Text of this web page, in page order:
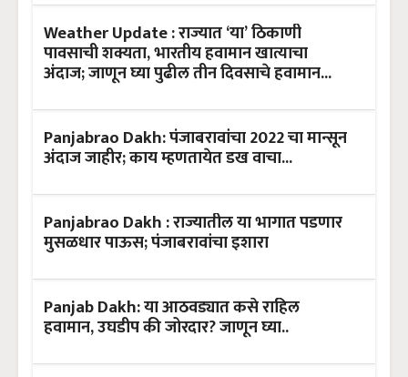
Weather Update : राज्यात ‘या’ ठिकाणी
पावसाची शक्यता, भारतीय हवामान खात्याचा
अंदाज; जाणून घ्या पुढील तीन दिवसाचे हवामान...
Panjabrao Dakh: पंजाबरावांचा 2022 चा मान्सून
अंदाज जाहीर; काय म्हणतायेत डख वाचा...
Panjabrao Dakh : राज्यातील या भागात पडणार
मुसळधार पाऊस; पंजाबरावांचा इशारा
Panjab Dakh: या आठवड्यात कसे राहिल
हवामान, उघडीप की जोरदार? जाणून घ्या..